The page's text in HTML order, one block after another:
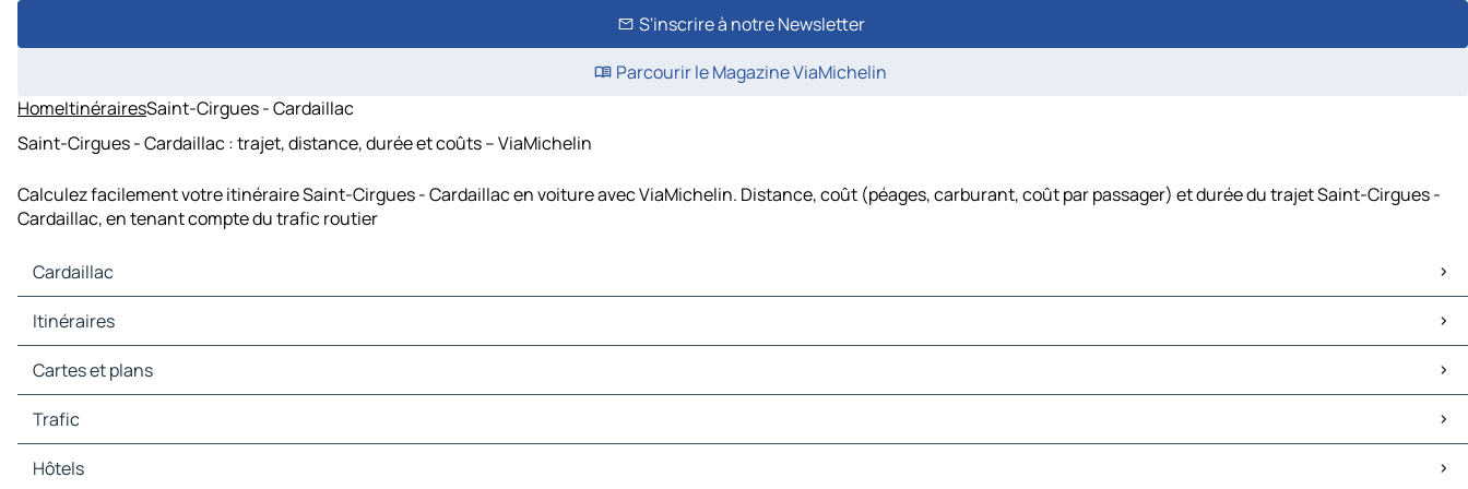
S'inscrire à notre Newsletter
Parcourir le Magazine ViaMichelin
HomeItinérairesSaint-Cirgues - Cardaillac
Saint-Cirgues - Cardaillac : trajet, distance, durée et coûts – ViaMichelin
Calculez facilement votre itinéraire Saint-Cirgues - Cardaillac en voiture avec ViaMichelin. Distance, coût (péages, carburant, coût par passager) et durée du trajet Saint-Cirgues -
Cardaillac, en tenant compte du trafic routier
Cardaillac
Cardaillac Cartes et plans
Cardaillac Trafic
Cardaillac Hôtels
Cardaillac Restaurants
Cardaillac Stations-service
Itinéraires
Itinéraires Cardaillac - Figeac
Itinéraires Cardaillac - Assier
Itinéraires Cardaillac - Capdenac-Gare
Itinéraires Cardaillac - Foissac
Itinéraires Cardaillac - Camburat
Itinéraires Cardaillac - Fons
Cartes et plans
Cartes et plans Figeac
Cartes et plans Assier
Cartes et plans Capdenac-Gare
Cartes et plans Foissac
Trafic
Trafic Figeac
Trafic Assier
Hôtels